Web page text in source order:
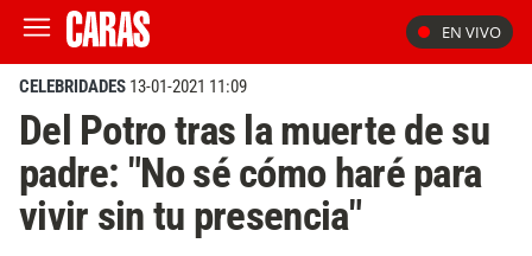
EN VIVO
CELEBRIDADES 13-01-2021 11:09
Del Potro tras la muerte de su
padre: "No sé cómo haré para
vivir sin tu presencia"